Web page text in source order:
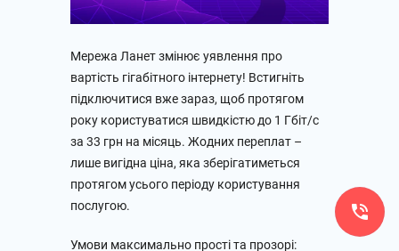
Мережа Ланет змінює уявлення про
вартість гігабітного інтернету! Встигніть
підключитися вже зараз, щоб протягом
року користуватися швидкістю до 1 Гбіт/с
за 33 грн на місяць. Жодних переплат –
лише вигідна ціна, яка зберігатиметься
протягом усього періоду користування
послугою.
Умови максимально прості та прозорі: